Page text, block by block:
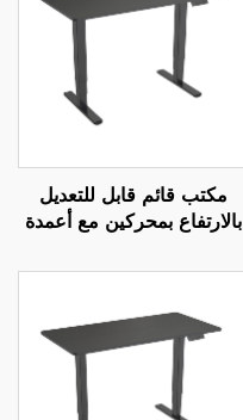
مكتب قائم قابل للتعديل
بالارتفاع بمحركين مع أعمدة
مراحل ووظيفة إعدادات
JSD2-01-D-1P